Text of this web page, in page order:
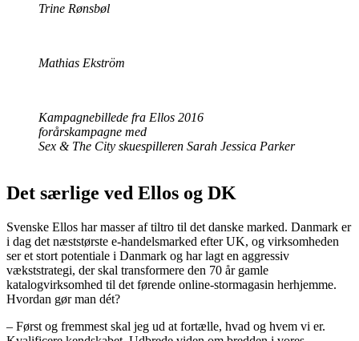
Trine Rønsbøl
Mathias Ekström
Kampagnebillede fra Ellos 2016
forårskampagne med
Sex & The City skuespilleren Sarah Jessica Parker
Det særlige ved Ellos og DK
Svenske Ellos har masser af tiltro til det danske marked. Danmark er
i dag det næststørste e-handelsmarked efter UK, og virksomheden
ser et stort potentiale i Danmark og har lagt en aggressiv
vækststrategi, der skal transformere den 70 år gamle
katalogvirksomhed til det førende online-stormagasin herhjemme.
Hvordan gør man dét?
– Først og fremmest skal jeg ud at fortælle, hvad og hvem vi er.